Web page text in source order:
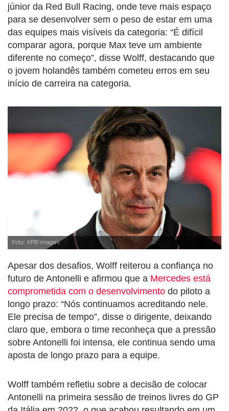
júnior da Red Bull Racing, onde teve mais espaço
para se desenvolver sem o peso de estar em uma
das equipes mais visíveis da categoria: “É difícil
comparar agora, porque Max teve um ambiente
diferente no começo”, disse Wolff, destacando que
o jovem holandês também cometeu erros em seu
início de carreira na categoria.
Foto: XPB Images
Apesar dos desafios, Wolff reiterou a confiança no
futuro de Antonelli e afirmou que a Mercedes está
comprometida com o desenvolvimento do piloto a
longo prazo: “Nós continuamos acreditando nele.
Ele precisa de tempo”, disse o dirigente, deixando
claro que, embora o time reconheça que a pressão
sobre Antonelli foi intensa, ele continua sendo uma
aposta de longo prazo para a equipe.
Wolff também refletiu sobre a decisão de colocar
Antonelli na primeira sessão de treinos livres do GP